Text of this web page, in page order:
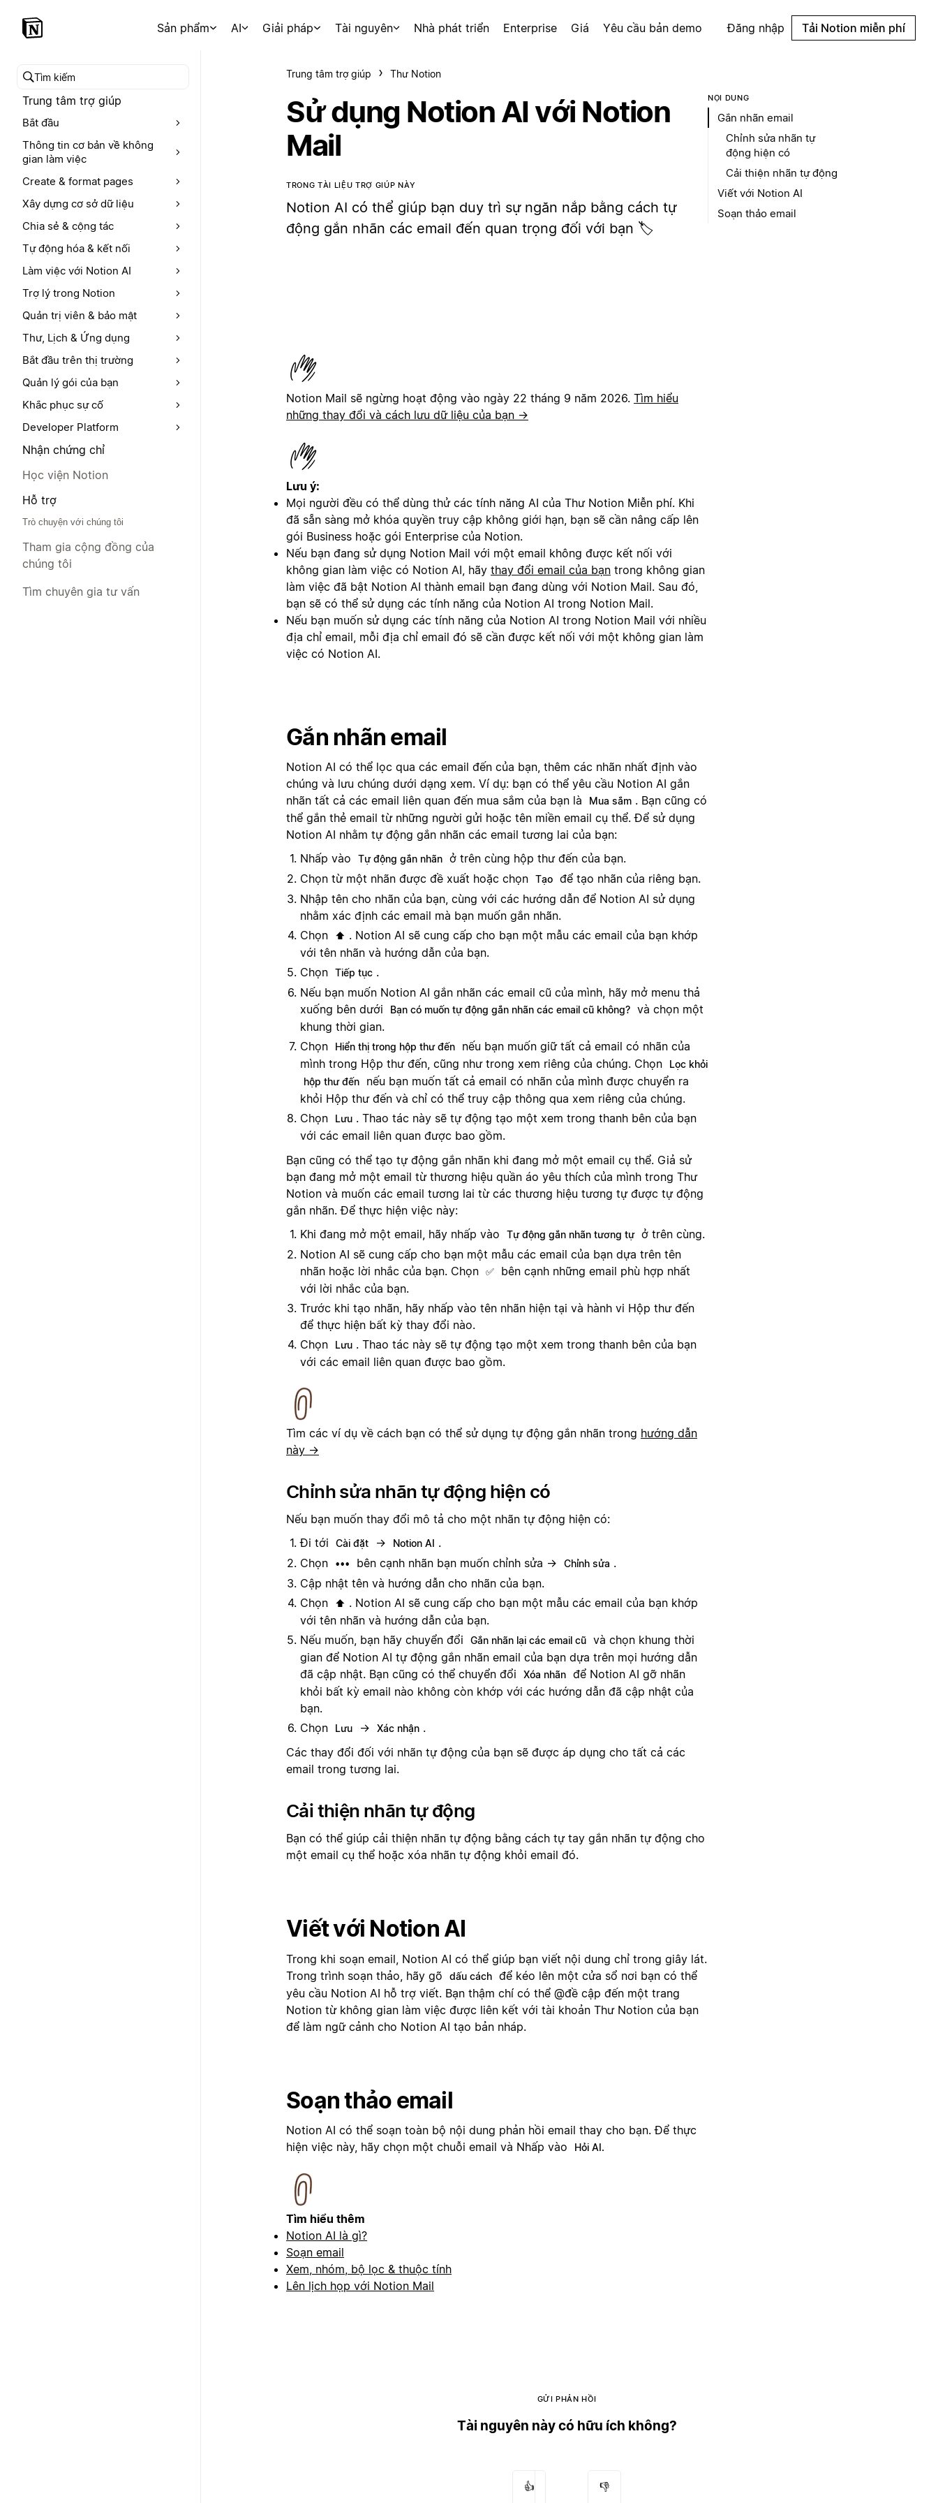
Sản phẩm AI Giải pháp Tài nguyên Nhà phát triển Enterprise Giá Yêu cầu bản demo Đăng nhập Tải Notion miễn phí
Tìm kiếm trong trung tâm trợ giúp
Trung tâm trợ giúp
Bắt đầu
Thông tin cơ bản về không
gian làm việc
Create & format pages
Xây dựng cơ sở dữ liệu
Chia sẻ & cộng tác
Tự động hóa & kết nối
Làm việc với Notion AI
Trợ lý trong Notion
Quản trị viên & bảo mật
Thư, Lịch & Ứng dụng
Bắt đầu trên thị trường
Quản lý gói của bạn
Khắc phục sự cố
Developer Platform
Nhận chứng chỉ
Học viện Notion
Hỗ trợ
Trò chuyện với chúng tôi
Tham gia cộng đồng của
chúng tôi
Tìm chuyên gia tư vấn
Trung tâm trợ giúp Thư Notion
Sử dụng Notion AI với Notion
Mail
TRONG TÀI LIỆU TRỢ GIÚP NÀY
Notion AI có thể giúp bạn duy trì sự ngăn nắp bằng cách tự
động gắn nhãn các email đến quan trọng đối với bạn 🏷️
Notion Mail sẽ ngừng hoạt động vào ngày 22 tháng 9 năm 2026. Tìm hiểu
những thay đổi và cách lưu dữ liệu của bạn →
Lưu ý:
Mọi người đều có thể dùng thử các tính năng AI của Thư Notion Miễn phí. Khi
đã sẵn sàng mở khóa quyền truy cập không giới hạn, bạn sẽ cần nâng cấp lên
gói Business hoặc gói Enterprise của Notion.
Nếu bạn đang sử dụng Notion Mail với một email không được kết nối với
không gian làm việc có Notion AI, hãy thay đổi email của bạn trong không gian
làm việc đã bật Notion AI thành email bạn đang dùng với Notion Mail. Sau đó,
bạn sẽ có thể sử dụng các tính năng của Notion AI trong Notion Mail.
Nếu bạn muốn sử dụng các tính năng của Notion AI trong Notion Mail với nhiều
địa chỉ email, mỗi địa chỉ email đó sẽ cần được kết nối với một không gian làm
việc có Notion AI.
Gắn nhãn email
Notion AI có thể lọc qua các email đến của bạn, thêm các nhãn nhất định vào
chúng và lưu chúng dưới dạng xem. Ví dụ: bạn có thể yêu cầu Notion AI gắn
nhãn tất cả các email liên quan đến mua sắm của bạn là
Mua sắm . Bạn cũng có
thể gắn thẻ email từ những người gửi hoặc tên miền email cụ thể. Để sử dụng
Notion AI nhằm tự động gắn nhãn các email tương lai của bạn:
Nhấp vào
Tự động gắn nhãn ở trên cùng hộp thư đến của bạn.
Chọn từ một nhãn được đề xuất hoặc chọn Tạo để tạo nhãn của riêng bạn.
Nhập tên cho nhãn của bạn, cùng với các hướng dẫn để Notion AI sử dụng
nhằm xác định các email mà bạn muốn gắn nhãn.
Chọn
⬆️ . Notion AI sẽ cung cấp cho bạn một mẫu các email của bạn khớp
với tên nhãn và hướng dẫn của bạn.
Chọn Tiếp tục .
Nếu bạn muốn Notion AI gắn nhãn các email cũ của mình, hãy mở menu thả
xuống bên dưới
Bạn có muốn tự động gắn nhãn các email cũ không? và chọn một
khung thời gian.
Chọn
Hiển thị trong hộp thư đến
nếu bạn muốn giữ tất cả email có nhãn của
mình trong Hộp thư đến, cũng như trong xem riêng của chúng. Chọn
Lọc khỏi
hộp thư đến
nếu bạn muốn tất cả email có nhãn của mình được chuyển ra
khỏi Hộp thư đến và chỉ có thể truy cập thông qua xem riêng của chúng.
Chọn
Lưu . Thao tác này sẽ tự động tạo một xem trong thanh bên của bạn
với các email liên quan được bao gồm.
Bạn cũng có thể tạo tự động gắn nhãn khi đang mở một email cụ thể. Giả sử
bạn đang mở một email từ thương hiệu quần áo yêu thích của mình trong Thư
Notion và muốn các email tương lai từ các thương hiệu tương tự được tự động
gắn nhãn. Để thực hiện việc này:
Khi đang mở một email, hãy nhấp vào
Tự động gắn nhãn tương tự ở trên cùng.
Notion AI sẽ cung cấp cho bạn một mẫu các email của bạn dựa trên tên
nhãn hoặc lời nhắc của bạn. Chọn ✅
bên cạnh những email phù hợp nhất
với lời nhắc của bạn.
Trước khi tạo nhãn, hãy nhấp vào tên nhãn hiện tại và hành vi Hộp thư đến
để thực hiện bất kỳ thay đổi nào.
Chọn
Lưu . Thao tác này sẽ tự động tạo một xem trong thanh bên của bạn
với các email liên quan được bao gồm.
Tìm các ví dụ về cách bạn có thể sử dụng tự động gắn nhãn trong hướng dẫn
này →
Chỉnh sửa nhãn tự động hiện có
Nếu bạn muốn thay đổi mô tả cho một nhãn tự động hiện có:
Đi tới
Cài đặt → Notion AI .
Chọn
••• bên cạnh nhãn bạn muốn chỉnh sửa → Chỉnh sửa .
Cập nhật tên và hướng dẫn cho nhãn của bạn.
Chọn
⬆️ . Notion AI sẽ cung cấp cho bạn một mẫu các email của bạn khớp
với tên nhãn và hướng dẫn của bạn.
Nếu muốn, bạn hãy chuyển đổi
Gắn nhãn lại các email cũ và chọn khung thời
gian để Notion AI tự động gắn nhãn email của bạn dựa trên mọi hướng dẫn
đã cập nhật. Bạn cũng có thể chuyển đổi
Xóa nhãn để Notion AI gỡ nhãn
khỏi bất kỳ email nào không còn khớp với các hướng dẫn đã cập nhật của
bạn.
Chọn
Lưu → Xác nhận .
Các thay đổi đối với nhãn tự động của bạn sẽ được áp dụng cho tất cả các
email trong tương lai.
Cải thiện nhãn tự động
Bạn có thể giúp cải thiện nhãn tự động bằng cách tự tay gắn nhãn tự động cho
một email cụ thể hoặc xóa nhãn tự động khỏi email đó.
Viết với Notion AI
Trong khi soạn email, Notion AI có thể giúp bạn viết nội dung chỉ trong giây lát.
Trong trình soạn thảo, hãy gõ
dấu cách để kéo lên một cửa sổ nơi bạn có thể
yêu cầu Notion AI hỗ trợ viết. Bạn thậm chí có thể @đề cập đến một trang
Notion từ không gian làm việc được liên kết với tài khoản Thư Notion của bạn
để làm ngữ cảnh cho Notion AI tạo bản nháp.
Soạn thảo email
Notion AI có thể soạn toàn bộ nội dung phản hồi email thay cho bạn. Để thực
hiện việc này, hãy chọn một chuỗi email và Nhấp vào
Hỏi AI.
Tìm hiểu thêm
Notion AI là gì?
Soạn email
Xem, nhóm, bộ lọc & thuộc tính
Lên lịch họp với Notion Mail
NỘI DUNG
Gắn nhãn email
Chỉnh sửa nhãn tự
động hiện có
Cải thiện nhãn tự động
Viết với Notion AI
Soạn thảo email
GỬI PHẢN HỒI
Tài nguyên này có hữu ích không?
👍 👎